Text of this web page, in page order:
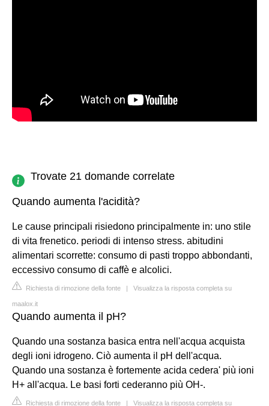
Trovate 21 domande correlate
Quando aumenta l'acidità?
Le cause principali risiedono principalmente in: uno stile
di vita frenetico. periodi di intenso stress. abitudini
alimentari scorrette: consumo di pasti troppo abbondanti,
eccessivo consumo di caffè e alcolici.
Richiesta di rimozione della fonte | Visualizza la risposta completa su
maalox.it
Quando aumenta il pH?
Quando una sostanza basica entra nell'acqua acquista
degli ioni idrogeno. Ciò aumenta il pH dell'acqua.
Quando una sostanza è fortemente acida cedera' più ioni
H+ all'acqua. Le basi forti cederanno più OH-.
Richiesta di rimozione della fonte | Visualizza la risposta completa su